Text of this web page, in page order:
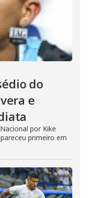
do
e
por Kike
primeiro em